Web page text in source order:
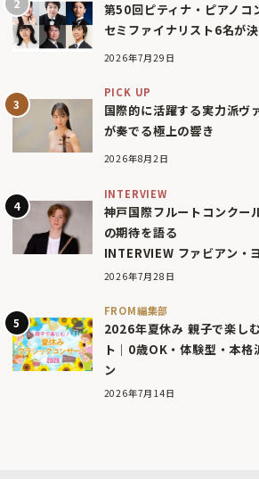
第50回ピティナ・ピアノコ
セミファイナリスト6名が
2026年7月29日
PICK UP
国際的に活躍する実力派ヴ
が奏でる極上の響き
2026年8月2日
INTERVIEW
神戸国際フルートコンクー
の期待を語る
INTERVIEW ファビアン・
2026年7月28日
FROM編集部
2026年夏休み 親子で楽し
ト｜0歳OK・体験型・本格
ン
2026年7月14日